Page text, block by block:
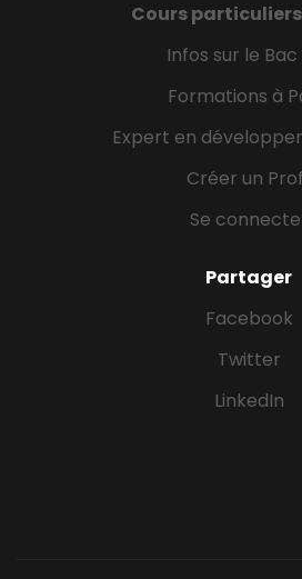
Cours particuliers
Infos sur le Bac
Formations à
Expert en
Créer un
Se
Partager
Facebook
Twitter
LinkedIn